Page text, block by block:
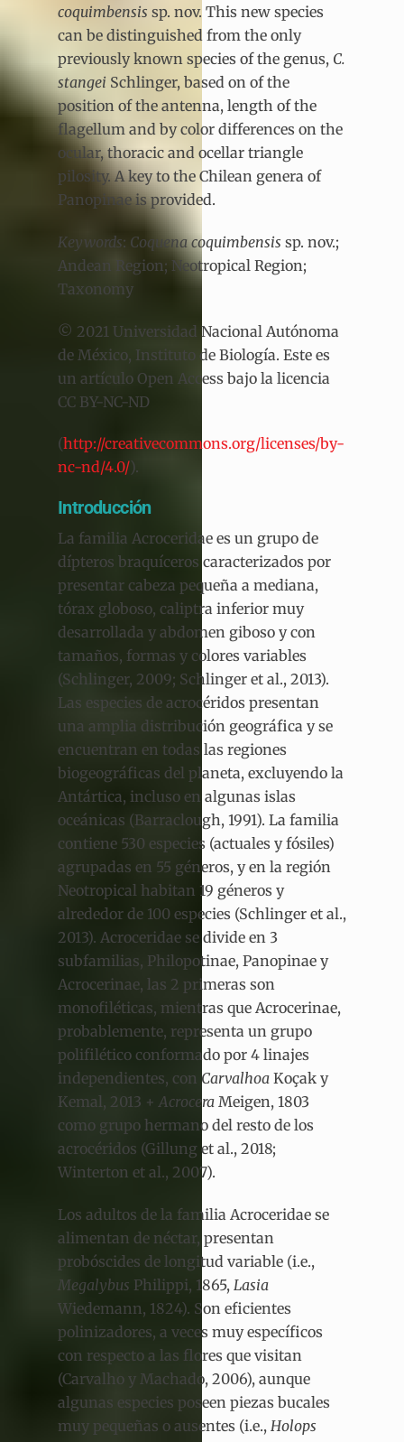
coquimbensis sp. nov. This new species
can be distinguished from the only
previously known species of the genus, C.
stangei Schlinger, based on of the
position of the antenna, length of the
flagellum and by color differences on the
ocular, thoracic and ocellar triangle
pilosity. A key to the Chilean genera of
Panopinae is provided.
Keywords: Coquena coquimbensis sp. nov.;
Andean Region; Neotropical Region;
Taxonomy
© 2021 Universidad Nacional Autónoma
de México, Instituto de Biología. Este es
un artículo Open Access bajo la licencia
CC BY-NC-ND
(http://creativecommons.org/licenses/by-
nc-nd/4.0/).
Introducción
La familia Acroceridae es un grupo de
dípteros braquíceros caracterizados por
presentar cabeza pequeña a mediana,
tórax globoso, caliptra inferior muy
desarrollada y abdomen giboso y con
tamaños, formas y colores variables
(Schlinger, 2009; Schlinger et al., 2013).
Las especies de acrocéridos presentan
una amplia distribución geográfica y se
encuentran en todas las regiones
biogeográficas del planeta, excluyendo la
Antártica, incluso en algunas islas
oceánicas (Barraclough, 1991). La familia
contiene 530 especies (actuales y fósiles)
agrupadas en 55 géneros, y en la región
Neotropical habitan 19 géneros y
alrededor de 100 especies (Schlinger et al.,
2013). Acroceridae se divide en 3
subfamilias, Philopotinae, Panopinae y
Acrocerinae, las 2 primeras son
monofiléticas, mientras que Acrocerinae,
probablemente, representa un grupo
polifilético conformado por 4 linajes
independientes, con Carvalhoa Koçak y
Kemal, 2013 +Acrocera Meigen, 1803
como grupo hermano del resto de los
acrocéridos (Gillung et al., 2018;
Winterton et al., 2007).
Los adultos de la familia Acroceridae se
alimentan de néctar, presentan
probóscides de longitud variable (i.e.,
Megalybus Philippi, 1865, Lasia
Wiedemann, 1824). Son eficientes
polinizadores, a veces muy específicos
con respecto a las flores que visitan
(Carvalho y Machado, 2006), aunque
algunas especies poseen piezas bucales
muy pequeñas o ausentes (i.e., Holops